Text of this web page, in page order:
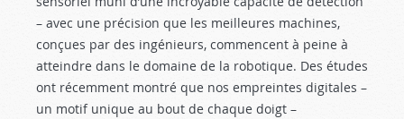
– avec une précision que les meilleures machines,
conçues par des ingénieurs, commencent à peine à
atteindre dans le domaine de la robotique. Des études
ont récemment montré que nos empreintes digitales –
un motif unique au bout de chaque doigt –